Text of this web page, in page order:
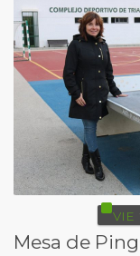
VIE
Mesa de